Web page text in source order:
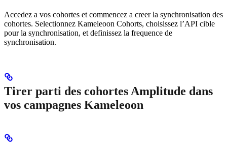
Accedez a vos cohortes et commencez a creer la synchronisation des
cohortes. Selectionnez Kameleoon Cohorts, choisissez l’API cible
pour la synchronisation, et definissez la frequence de
synchronisation.
Tirer parti des cohortes Amplitude dans
vos campagnes Kameleoon